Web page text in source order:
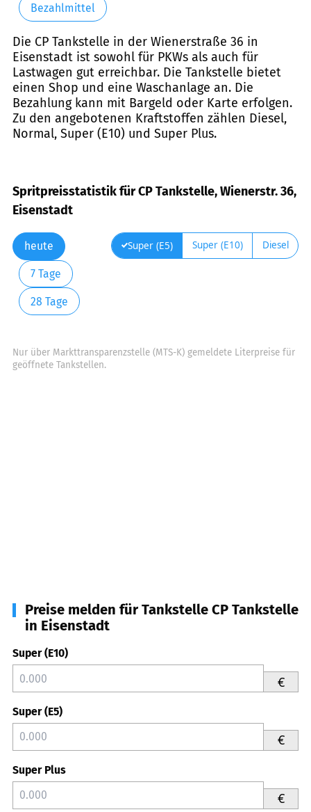
Bezahlmittel
Die CP Tankstelle in der Wienerstraße 36 in
Eisenstadt ist sowohl für PKWs als auch für
Lastwagen gut erreichbar. Die Tankstelle bietet
einen Shop und eine Waschanlage an. Die
Bezahlung kann mit Bargeld oder Karte erfolgen.
Zu den angebotenen Kraftstoffen zählen Diesel,
Normal, Super (E10) und Super Plus.
Spritpreisstatistik für CP Tankstelle, Wienerstr. 36,
Eisenstadt
heute
7 Tage
28 Tage
Super (E5) Super (E10) Diesel
Nur über Markttransparenzstelle (MTS-K) gemeldete Literpreise für
geöffnete Tankstellen.
Preise melden für Tankstelle CP Tankstelle
in Eisenstadt
Super (E10)
€
Super (E5)
€
Super Plus
€